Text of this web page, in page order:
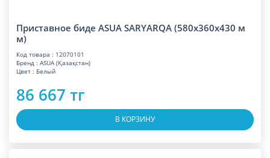
Приставное биде ASUA SARYARQA (580x360x430 м
м)
Код товара : 12070101
Бренд : ASUA (Қазақстан)
Цвет : Белый
86 667 тг
В КОРЗИНУ